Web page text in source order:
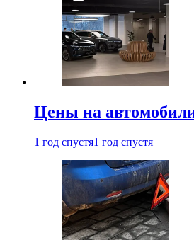
Цены на
1 год спустя1 год спустя